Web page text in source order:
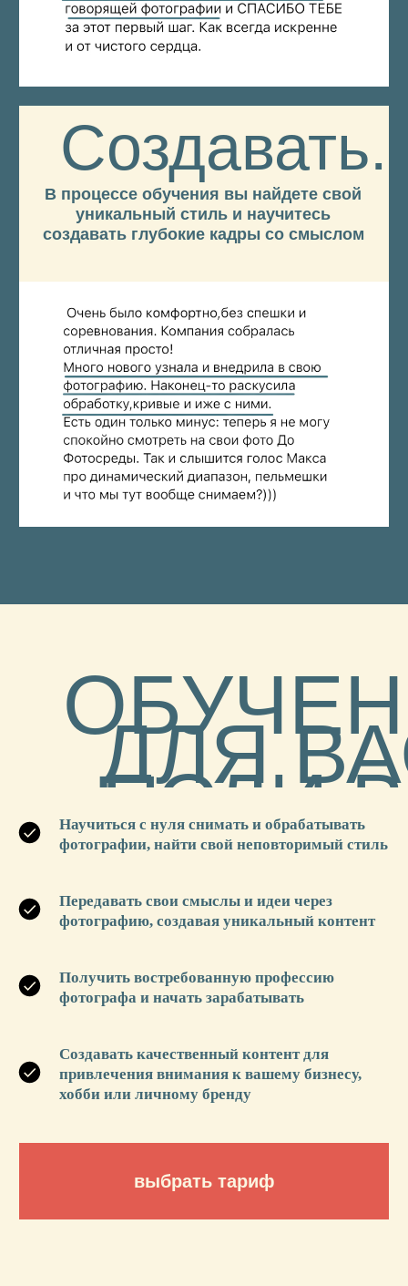
Научиться с нуля снимать и обрабатывать
фотографии, найти свой неповторимый стиль
Передавать свои смыслы и идеи через
фотографию, создавая уникальный контент
Получить востребованную профессию
фотографа и начать зарабатывать
Создавать качественный контент для
привлечения внимания к вашему бизнесу,
хобби или личному бренду
вот теперь точно иду
КАК
ПРОХОДИТ
В ЧЁМ
ОБУЧЕНИЯ?
информацию из интернета
02